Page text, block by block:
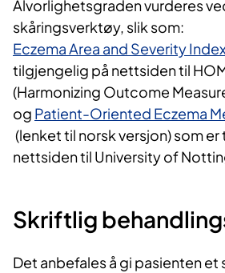
Alvorlighetsgraden vurderes
skåringsverktøy, slik som:
Eczema Area and Severity
tilgjengelig på nettsiden til
(Harmonizing Outcome
og Patient-Oriented Eczema
(lenket til norsk versjon) som
nettsiden til University of
Skriftlig
Det anbefales å gi pasienten